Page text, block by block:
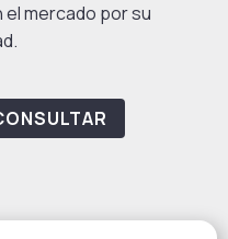
el mercado por su